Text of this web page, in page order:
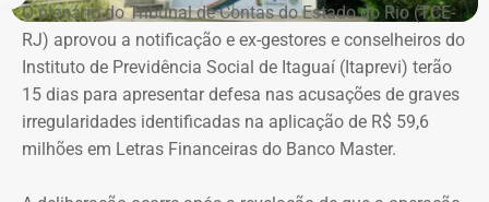
Melim Corretora de Seguros Ltda., empresa que atua no
setor de seguros e planos de saúde.
O plenário do Tribunal de Contas do Estado do Rio (TCE-
RJ) aprovou a notificação e ex-gestores e conselheiros do
Instituto de Previdência Social de Itaguaí (Itaprevi) terão
15 dias para apresentar defesa nas acusações de graves
irregularidades identificadas na aplicação de R$ 59,6
milhões em Letras Financeiras do Banco Master.